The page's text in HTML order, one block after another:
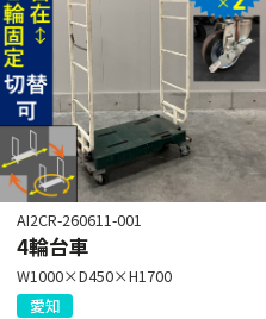
AI2CR-260611-001
4輪台車
W1000×D450×H1700
愛知